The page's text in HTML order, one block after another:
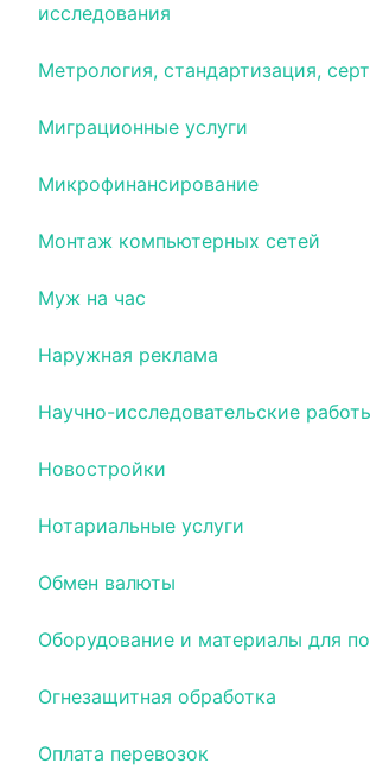
исследования
Метрология, стандартизация,
Миграционные услуги
Микрофинансирование
Монтаж компьютерных сетей
Муж на час
Наружная реклама
Научно-исследовательские
Новостройки
Нотариальные услуги
Обмен валюты
Оборудование и материалы для
Огнезащитная обработка
Оплата перевозок